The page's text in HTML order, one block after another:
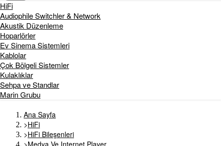
HiFi
Audiophile Switchler & Network
Akustik Düzenleme
Hoparlörler
Ev Sinema Sistemleri
Kablolar
Çok Bölgeli Sistemler
Kulaklıklar
Sehpa ve Standlar
Marin Grubu
Ana Sayfa
>HiFi
>HiFi Bileşenleri
>Medya Ve Internet Player